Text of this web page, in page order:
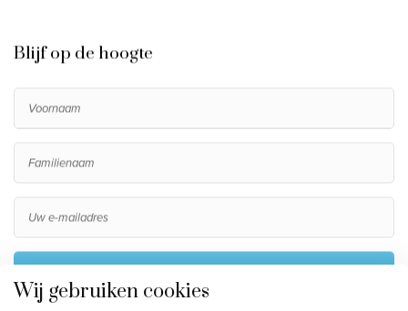
Wij gebruiken cookies
Blijf op de hoogte
Inschrijven